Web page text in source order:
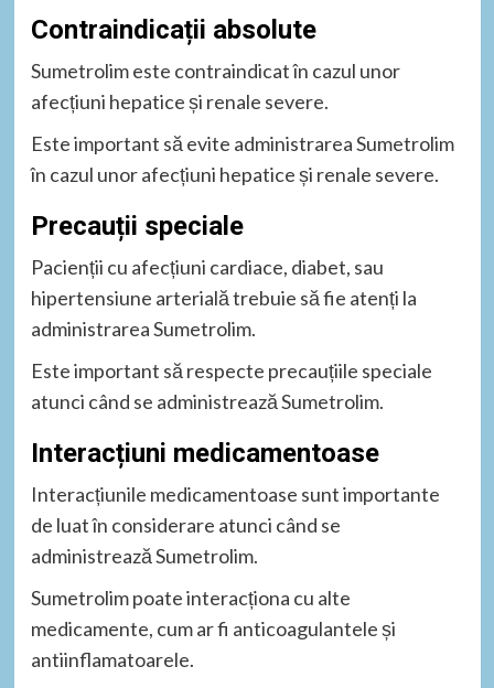
Contraindicații absolute
Sumetrolim este contraindicat în cazul unor
afecțiuni hepatice și renale severe.
Este important să evite administrarea Sumetrolim
în cazul unor afecțiuni hepatice și renale severe.
Precauții speciale
Pacienții cu afecțiuni cardiace, diabet, sau
hipertensiune arterială trebuie să fie atenți la
administrarea Sumetrolim.
Este important să respecte precauțiile speciale
atunci când se administrează Sumetrolim.
Interacțiuni medicamentoase
Interacțiunile medicamentoase sunt importante
de luat în considerare atunci când se
administrează Sumetrolim.
Sumetrolim poate interacționa cu alte
medicamente, cum ar fi anticoagulantele și
antiinflamatoarele.